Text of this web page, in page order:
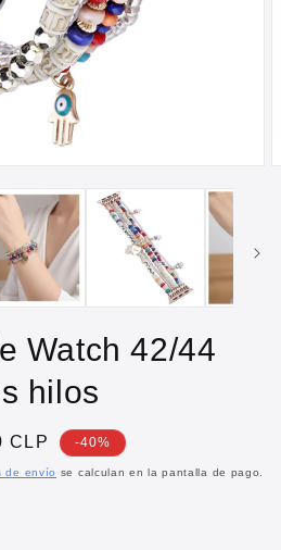
Watch 42/44
hilos
CLP -40%
de envío se calculan en la pantalla de pago.